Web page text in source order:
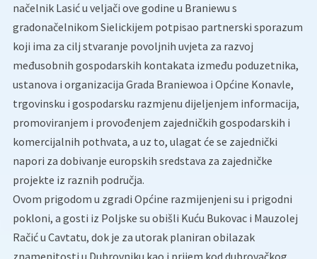
načelnik Lasić u veljači ove godine u Braniewu s
gradonačelnikom Sielickijem potpisao partnerski sporazum
koji ima za cilj stvaranje povoljnih uvjeta za razvoj
međusobnih gospodarskih kontakata između poduzetnika,
ustanova i organizacija Grada Braniewoa i Općine Konavle,
trgovinsku i gospodarsku razmjenu dijeljenjem informacija,
promoviranjem i provođenjem zajedničkih gospodarskih i
komercijalnih pothvata, a uz to, ulagat će se zajednički
napori za dobivanje europskih sredstava za zajedničke
projekte iz raznih područja.
Ovom prigodom u zgradi Općine razmijenjeni su i prigodni
pokloni, a gosti iz Poljske su obišli Kuću Bukovac i Mauzolej
Račić u Cavtatu, dok je za utorak planiran obilazak
znamenitosti u Dubrovniku kao i prijem kod dubrovačkog